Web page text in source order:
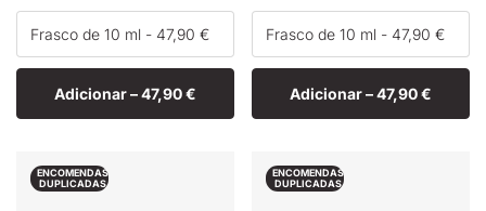
normal
Adicionar –47,90 €
normal
Adicionar –47,90 €
ENCOMENDAS
DUPLICADAS
ENCOMENDAS
DUPLICADAS